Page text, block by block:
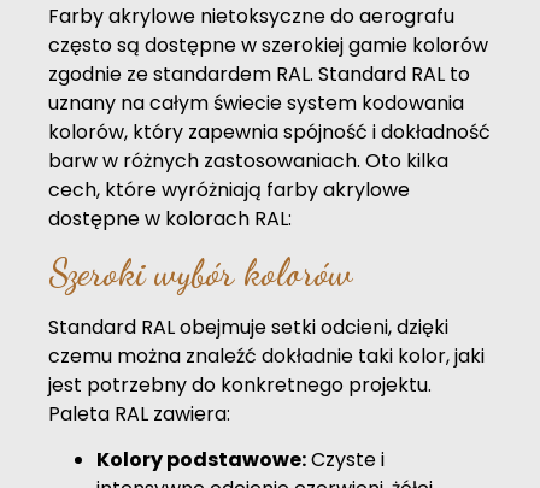
Farby akrylowe nietoksyczne do aerografu
często są dostępne w szerokiej gamie kolorów
zgodnie ze standardem RAL. Standard RAL to
uznany na całym świecie system kodowania
kolorów, który zapewnia spójność i dokładność
barw w różnych zastosowaniach. Oto kilka
cech, które wyróżniają farby akrylowe
dostępne w kolorach RAL:
Szeroki wybór kolorów
Standard RAL obejmuje setki odcieni, dzięki
czemu można znaleźć dokładnie taki kolor, jaki
jest potrzebny do konkretnego projektu.
Paleta RAL zawiera:
Kolory podstawowe:Czyste i